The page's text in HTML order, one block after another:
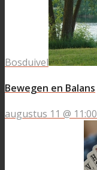
Bosduivel
Bewegen en Balans
augustus 11 @ 11:00